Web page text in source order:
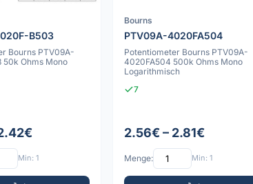
B503
Bourns PTV09A-
Ohms Mono
Min: 1
Bourns
PTV09A-4020FA504
Potentiometer Bourns PTV09A-
4020FA504 500k Ohms Mono
Logarithmisch
7
2.56€ – 2.81€
Menge: Min: 1